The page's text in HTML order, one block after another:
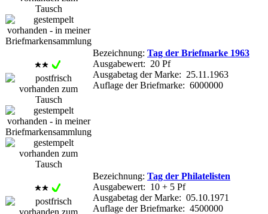
Bezeichnung: Tag der Briefmarke 1963
Ausgabewert: 20 Pf
Ausgabetag der Marke: 25.11.1963
Auflage der Briefmarke: 6000000
Bezeichnung: Tag der Philatelisten
Ausgabewert: 10 + 5 Pf
Ausgabetag der Marke: 05.10.1971
Auflage der Briefmarke: 4500000